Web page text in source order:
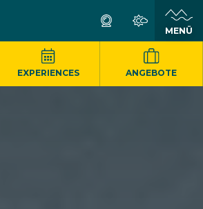
MENÜ
EXPERIENCES ANGEBOTE